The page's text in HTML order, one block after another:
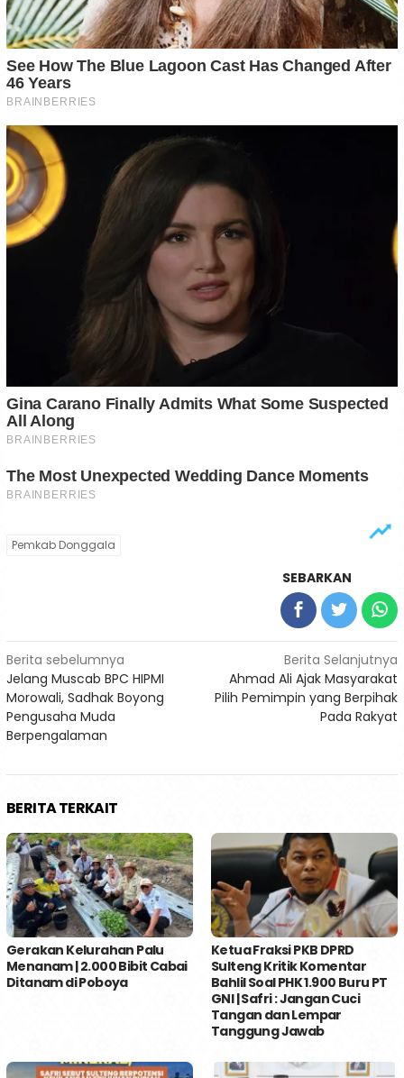
Pemkab Donggala
SEBARKAN
Navigasi
pos
Berita sebelumnya
Jelang Muscab BPC HIPMI
Morowali, Sadhak Boyong
Pengusaha Muda
Berpengalaman
Berita Selanjutnya
Ahmad Ali Ajak Masyarakat
Pilih Pemimpin yang Berpihak
Pada Rakyat
BERITA TERKAIT
Gerakan Kelurahan Palu
Menanam | 2.000 Bibit Cabai
Ditanam di Poboya
Ketua Fraksi PKB DPRD
Sulteng Kritik Komentar
Bahlil Soal PHK 1.900 Buru PT
GNI | Safri : Jangan Cuci
Tangan dan Lempar
Tanggung Jawab